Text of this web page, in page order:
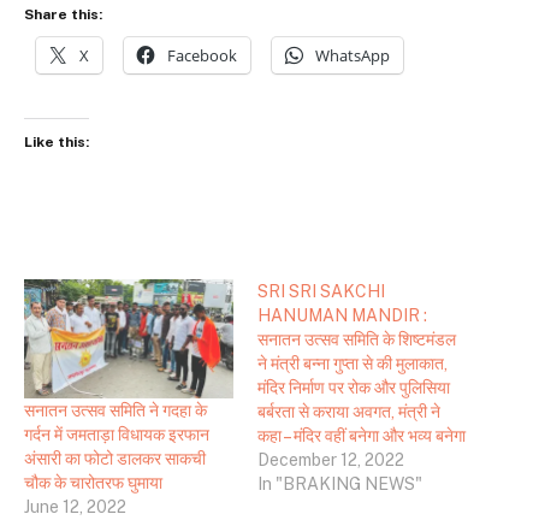
Share this:
X Facebook WhatsApp
Like this:
सनातन उत्सव समिति ने गदहा के
गर्दन में जमताड़ा विधायक इरफान
अंसारी का फोटो डालकर साकची
चौक के चारोतरफ घुमाया
June 12, 2022
SRI SRI SAKCHI
HANUMAN MANDIR :
सनातन उत्सव समिति के शिष्टमंडल
ने मंत्री बन्ना गुप्ता से की मुलाकात,
मंदिर निर्माण पर रोक और पुलिसिया
बर्बरता से कराया अवगत, मंत्री ने
कहा – मंदिर वहीं बनेगा और भव्य बनेगा
December 12, 2022
In "BRAKING NEWS"